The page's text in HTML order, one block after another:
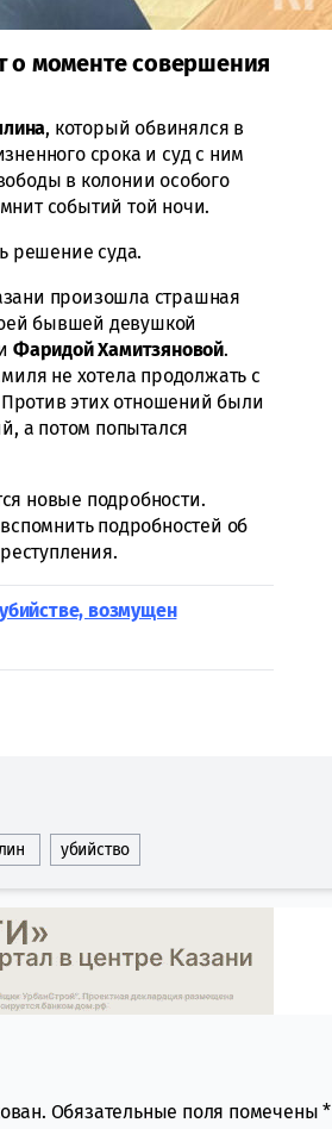
о моменте совершения
, который обвинялся в
срока и суд с ним
в колонии особого
событий той ночи.
решение суда.
произошла страшная
бывшей девушкой
Фаридой Хамитзяновой.
не хотела продолжать с
этих отношений были
а потом попытался
новые подробности.
подробностей об
возмущен
убийство
Обязательные поля помечены*